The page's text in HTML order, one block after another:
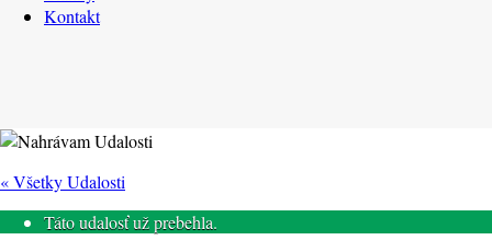
Kontakt
« Všetky Udalosti
Táto udalosť už prebehla.